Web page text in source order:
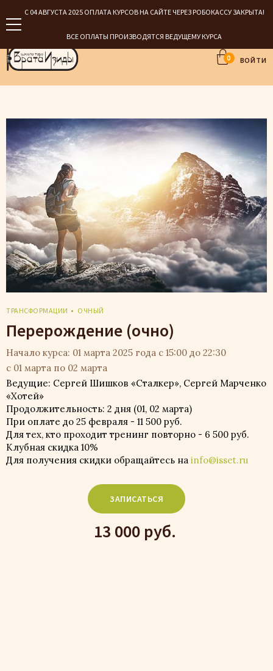
С 04 АВГУСТА 2025 ОПЛАТА КУРСОВ НА САЙТЕ ЧЕРЕЗ РОБОКАССУ ЗАКРЫТА!
ВСЕ ОПЛАТЫ ПРОИЗВОДЯТСЯ ВЕДУЩЕМУ КУРСА
0 ВОЙТИ
ТРАНСФОРМАЦИИ ОЧНЫЙ
Перерождение (очно)
Начало курса: 01 марта 2025 года с 15:00 до 22:30
с 01 марта по 02 марта
ЗАПИСАТЬСЯ
13 000 руб.
Ведущие: Сергей Шишков «Сталкер», Сергей Марченко
«Хотей»
Продолжительность: 2 дня (01, 02 марта)
При оплате до 25 февраля - 11 500 руб.
Для тех, кто проходит тренинг повторно - 6 500 руб.
Клубная скидка 10%
Для получения скидки обращайтесь на info@isset.ru